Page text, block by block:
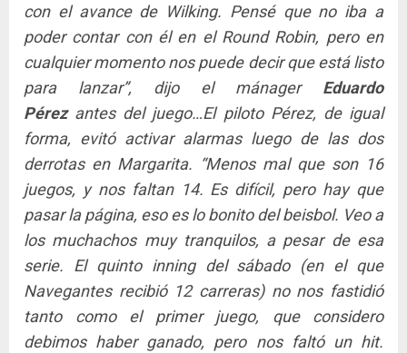
con el avance de Wilking. Pensé que no iba a
poder contar con él en el Round Robin, pero en
cualquier momento nos puede decir que está listo
para lanzar”, dijo el mánager Eduardo
Pérezantes del juego…El piloto Pérez, de igual
forma, evitó activar alarmas luego de las dos
derrotas en Margarita. “Menos mal que son 16
juegos, y nos faltan 14. Es difícil, pero hay que
pasar la página, eso es lo bonito del beisbol. Veo a
los muchachos muy tranquilos, a pesar de esa
serie. El quinto inning del sábado (en el que
Navegantes recibió 12 carreras) no nos fastidió
tanto como el primer juego, que considero
debimos haber ganado, pero nos faltó un hit.